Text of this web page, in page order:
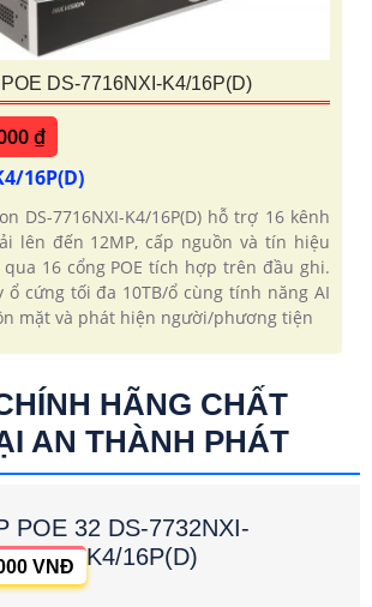
DS-7716NXI-K4/16P(D)
₫
16P(D)
DS-7716NXI-K4/16P(D) hỗ trợ 16 kênh
lên đến 12MP, cấp nguồn và tín hiệu
16 cổng POE tích hợp trên đầu ghi.
ổ cứng tối đa 10TB/ổ cùng tính năng AI
mặt và phát hiện người/phương tiện
HÃNG CHẤT
AN THÀNH PHÁT
POE 32 DS-7732NXI-
K4/16P(D)
VNĐ